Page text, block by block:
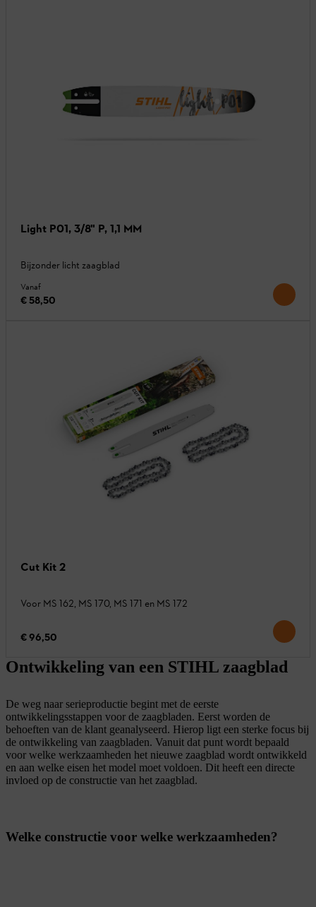
Light P01, 3/8" P, 1,1 MM
Bijzonder licht zaagblad
Vanaf
€ 58,50
Cut Kit 2
Voor MS 162, MS 170, MS 171 en MS 172
€ 96,50
Ontwikkeling van een STIHL zaagblad
De weg naar serieproductie begint met de eerste
ontwikkelingsstappen voor de zaagbladen. Eerst worden de
behoeften van de klant geanalyseerd. Hierop ligt een sterke focus bij
de ontwikkeling van zaagbladen. Vanuit dat punt wordt bepaald
voor welke werkzaamheden het nieuwe zaagblad wordt ontwikkeld
en aan welke eisen het model moet voldoen. Dit heeft een directe
invloed op de constructie van het zaagblad.
Welke constructie voor welke werkzaamheden?